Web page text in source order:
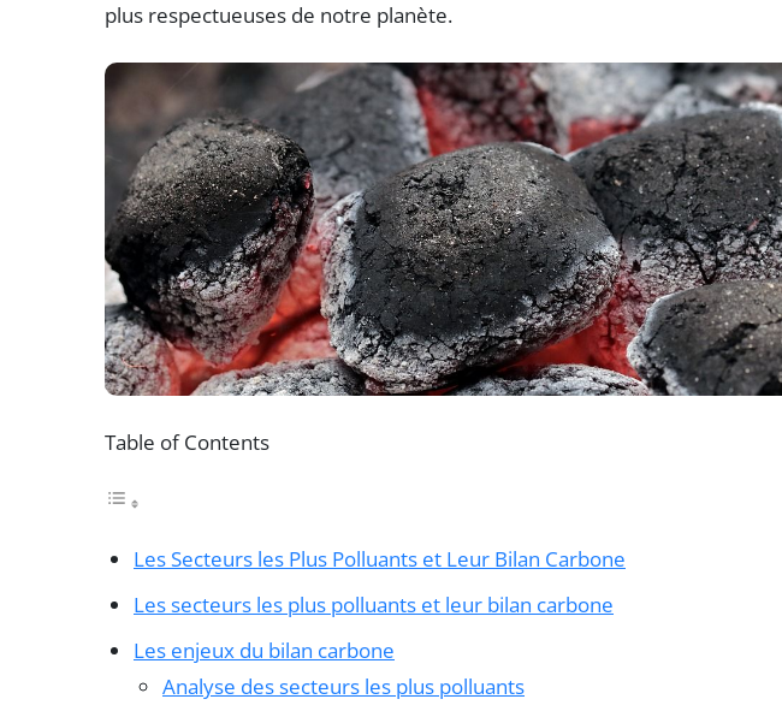
plus respectueuses de notre planète.
Table of Contents
Les Secteurs les Plus Polluants et Leur Bilan Carbone
Les secteurs les plus polluants et leur bilan carbone
Les enjeux du bilan carbone
Analyse des secteurs les plus polluants